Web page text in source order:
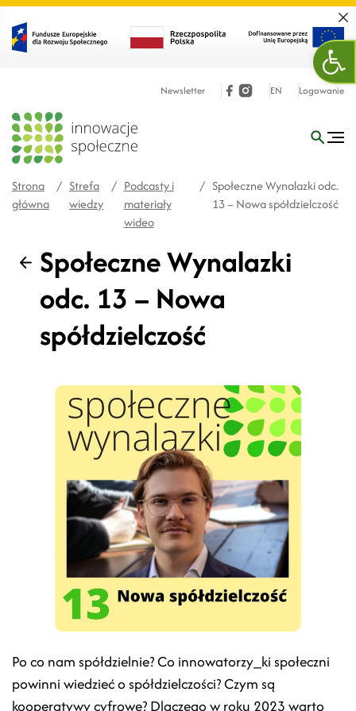
Newsletter EN Logowanie
Strona
główna
/ Strefa
wiedzy
/ Podcasty i
materiały
wideo
/ Społeczne Wynalazki odc.
13 – Nowa spółdzielczość
Wstecz
Społeczne Wynalazki
odc. 13 – Nowa
spółdzielczość
Po co nam spółdzielnie? Co innowatorzy_ki społeczni
powinni wiedzieć o spółdzielczości? Czym są
kooperatywy cyfrowe? Dlaczego w roku 2023 warto